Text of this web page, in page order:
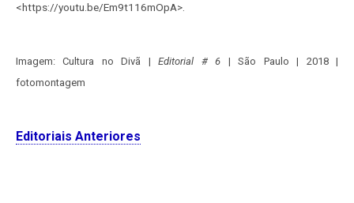
<https://youtu.be/Em9t116mOpA>.
Imagem: Cultura no Divã |Editorial # 6 | São Paulo | 2018 |
fotomontagem
Editoriais Anteriores